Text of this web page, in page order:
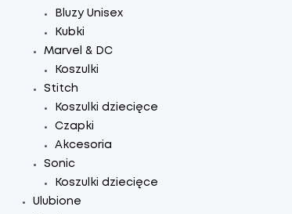
Bluzy Unisex
Kubki
Marvel & DC
Koszulki
Stitch
Koszulki dziecięce
Czapki
Akcesoria
Sonic
Koszulki dziecięce
Ulubione